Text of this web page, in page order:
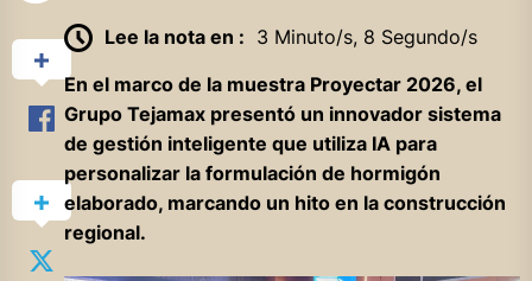
Lee la nota en : 3 Minuto/s, 8 Segundo/s
En el marco de la muestra Proyectar 2026, el
Grupo Tejamax presentó un innovador sistema
de gestión inteligente que utiliza IA para
personalizar la formulación de hormigón
elaborado, marcando un hito en la construcción
regional.